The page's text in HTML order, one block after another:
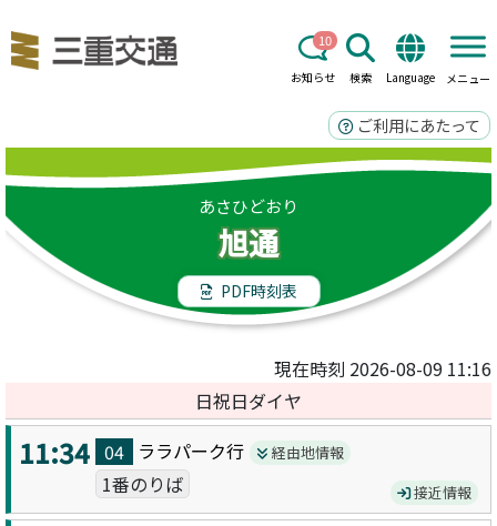
お知らせ
10
検索 Language メニュー
ご利用にあたって
あさひどおり
旭通
PDF時刻表
現在時刻 2026-08-09 11:16
日祝日ダイヤ
11:34 04 ララパーク行 経由地情報
1番のりば 接近情報